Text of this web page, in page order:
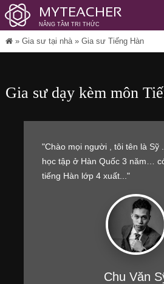
MYTEACHER
NÂNG TẦM TRI THỨC
» Gia sư tại nhà» Gia sư Tiếng Hàn
Gia sư dạy kèm môn
"Chào mọi người , tôi tên là Sỹ
học tập ở Hàn Quốc 3 năm…
tiếng Hàn lớp 4 xuất..."
Chu Văn